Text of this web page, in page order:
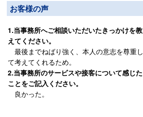
お客様の声
1.当事務所へご相談いただいたきっかけを教
えてください。
最後までねばり強く、本人の意志を尊重し
て考えてくれるため。
2.当事務所のサービスや接客について感じた
ことをご記入ください。
良かった。